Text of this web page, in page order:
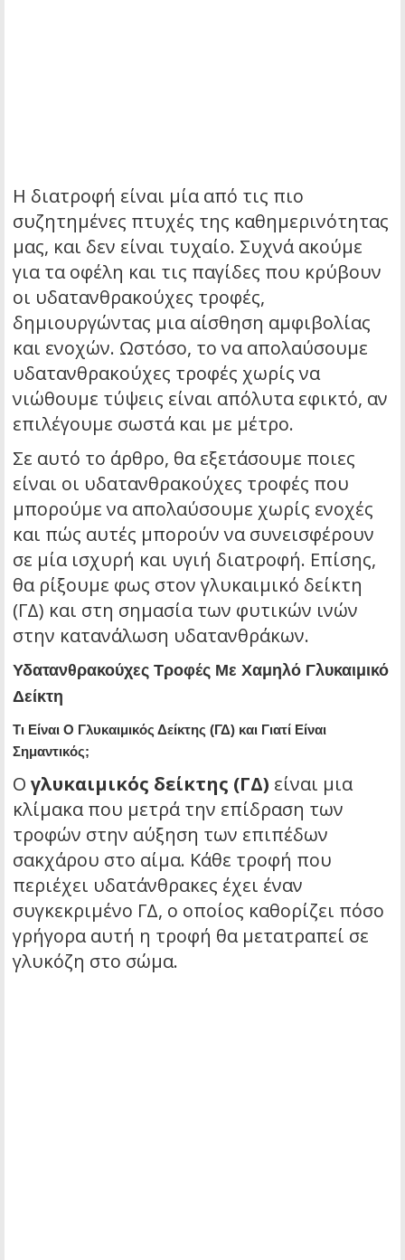
Η διατροφή είναι μία από τις πιο
συζητημένες πτυχές της καθημερινότητας
μας, και δεν είναι τυχαίο. Συχνά ακούμε
για τα οφέλη και τις παγίδες που κρύβουν
οι υδατανθρακούχες τροφές,
δημιουργώντας μια αίσθηση αμφιβολίας
και ενοχών. Ωστόσο, το να απολαύσουμε
υδατανθρακούχες τροφές χωρίς να
νιώθουμε τύψεις είναι απόλυτα εφικτό, αν
επιλέγουμε σωστά και με μέτρο.
Σε αυτό το άρθρο, θα εξετάσουμε ποιες
είναι οι υδατανθρακούχες τροφές που
μπορούμε να απολαύσουμε χωρίς ενοχές
και πώς αυτές μπορούν να συνεισφέρουν
σε μία ισχυρή και υγιή διατροφή. Επίσης,
θα ρίξουμε φως στον γλυκαιμικό δείκτη
(ΓΔ) και στη σημασία των φυτικών ινών
στην κατανάλωση υδατανθράκων.
Υδατανθρακούχες Τροφές Με Χαμηλό Γλυκαιμικό
Δείκτη
Τι Είναι Ο Γλυκαιμικός Δείκτης (ΓΔ) και Γιατί Είναι
Σημαντικός;
Ο γλυκαιμικός δείκτης (ΓΔ) είναι μια
κλίμακα που μετρά την επίδραση των
τροφών στην αύξηση των επιπέδων
σακχάρου στο αίμα. Κάθε τροφή που
περιέχει υδατάνθρακες έχει έναν
συγκεκριμένο ΓΔ, ο οποίος καθορίζει πόσο
γρήγορα αυτή η τροφή θα μετατραπεί σε
γλυκόζη στο σώμα.